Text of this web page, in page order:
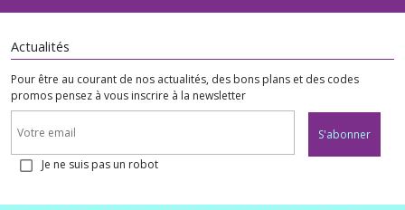
Actualités
Pour être au courant de nos actualités, des bons plans et des codes
promos pensez à vous inscrire à la newsletter
S'abonner
Je ne suis pas un robot